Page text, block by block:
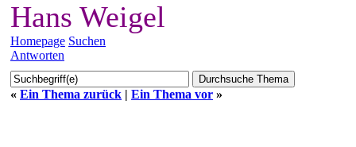
Hans Weigel
Homepage Suchen
Antworten
« Ein Thema zurück | Ein Thema vor »